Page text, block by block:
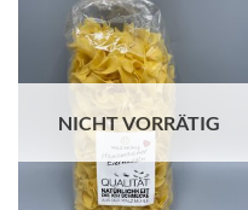
NICHT VORRÄTIG